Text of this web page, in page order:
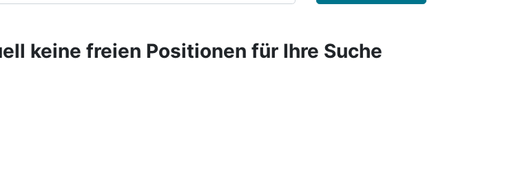
keine freien Positionen für Ihre Suche